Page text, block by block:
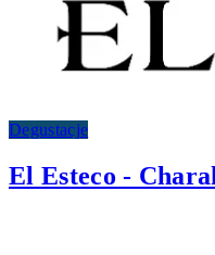
Degustacje
El Esteco -